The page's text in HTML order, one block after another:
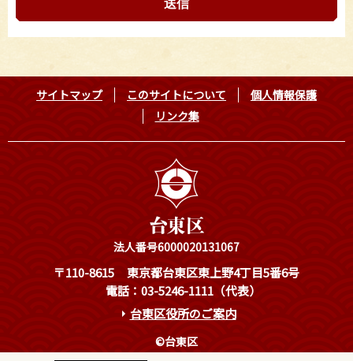
サイトマップ このサイトについて
個人情報保護
リンク集
法人番号6000020131067
〒110-8615
東京都台東区東上野4丁目5番6号
電話：03-5246-1111（代表）
台東区役所のご案内
©台東区